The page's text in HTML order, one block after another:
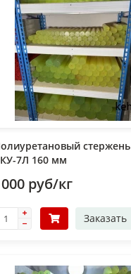
стержень
7Л 160 мм
руб/кг
Заказать